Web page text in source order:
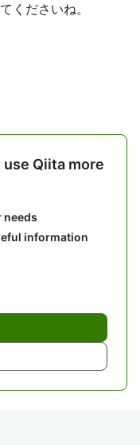
くださいね。
use Qiita more
needs
information